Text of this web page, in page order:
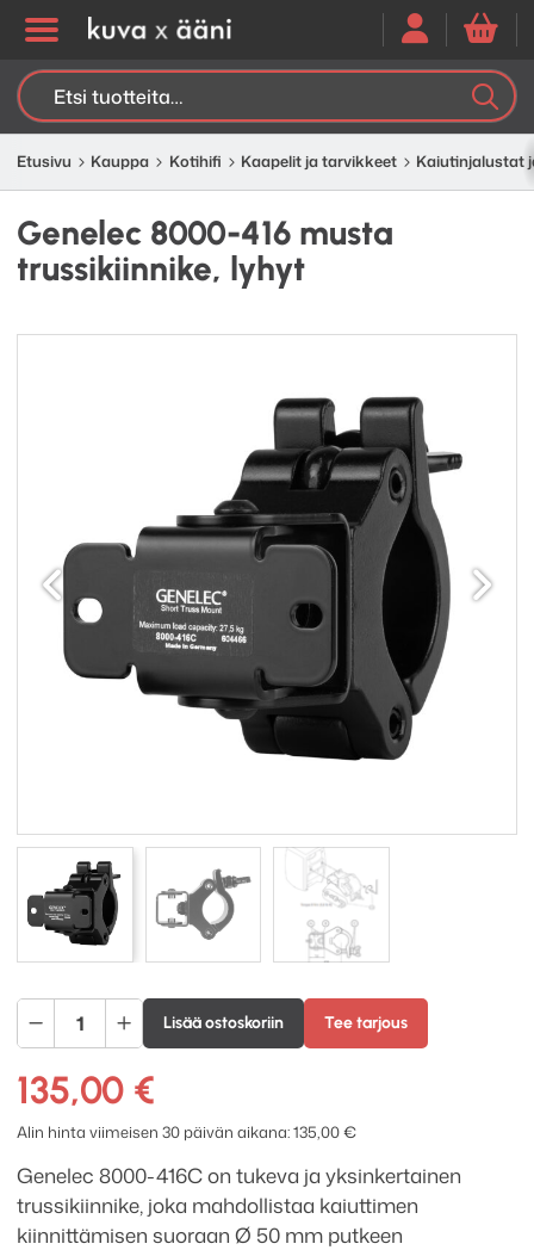
Etsi:
Etusivu Kauppa Kotihifi Kaapelit ja tarvikkeet Kaiutinjalustat
Genelec 8000-416 musta
trussikiinnike, lyhyt
Edellinen
Genelec
8000-
416
musta
trussikiinnike,
lyhyt
määrä
Lisää ostoskoriin Tee tarjous
135,00 €
Alin hinta viimeisen 30 päivän aikana:135,00€
Genelec 8000-416C on tukeva ja yksinkertainen
trussikiinnike, joka mahdollistaa kaiuttimen
kiinnittämisen suoraan Ø 50 mm putkeen